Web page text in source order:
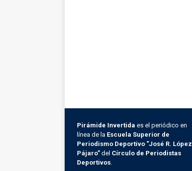
Pirámide Invertida es el periódico en
línea de la Escuela Superior de
Periodismo Deportivo "José R. López
Pájaro" del Círculo de Periodistas
Deportivos